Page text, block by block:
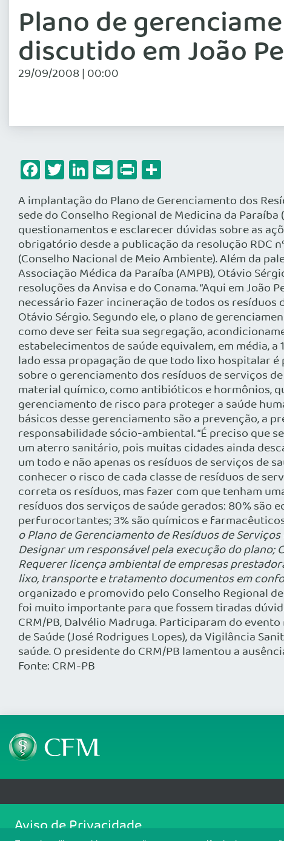
Plano de
discutido em João
29/09/2008 | 00:00
Facebook
Twitter
LinkedIn
Email
Print
A implantação do Plano de Gerenciamento dos
sede do Conselho Regional de Medicina da
questionamentos e esclarecer dúvidas sobre as
obrigatório desde a publicação da resolução RDC
(Conselho Nacional de Meio Ambiente). Além da
Associação Médica da Paraíba (AMPB), Otávio
resoluções da Anvisa e do Conama. “Aqui em
necessário fazer incineração de todos os resíduos
Otávio Sérgio. Segundo ele, o plano de
como deve ser feita sua segregação,
estabelecimentos de saúde equivalem, em média,
lado essa propagação de que todo lixo hospitalar
sobre o gerenciamento dos resíduos de serviços
material químico, como antibióticos e hormônios,
gerenciamento de risco para proteger a saúde
básicos desse gerenciamento são a prevenção, a
responsabilidade sócio-ambiental. “É preciso que
um aterro sanitário, pois muitas cidades ainda
um todo e não apenas os resíduos de serviços de
conhecer o risco de cada classe de resíduos de
correta os resíduos, mas fazer com que tenham
resíduos dos serviços de saúde gerados: 80% são
perfurocortantes; 3% são químicos e
o Plano de Gerenciamento de Resíduos de
Designar um responsável pela execução do
Requerer licença ambiental de empresas
lixo, transporte e tratamento documentos em
organizado e promovido pelo Conselho Regional
foi muito importante para que fossem tiradas
CRM/PB, Dalvélio Madruga. Participaram do
de Saúde (José Rodrigues Lopes), da Vigilância
saúde. O presidente do CRM/PB lamentou a
Fonte: CRM-PB
SGAS 616, Conjunto D, Lote 115, L2 Sul, Brasília/DF - CEP: 70200-760 - CNPJ:
Aviso de Privacidade